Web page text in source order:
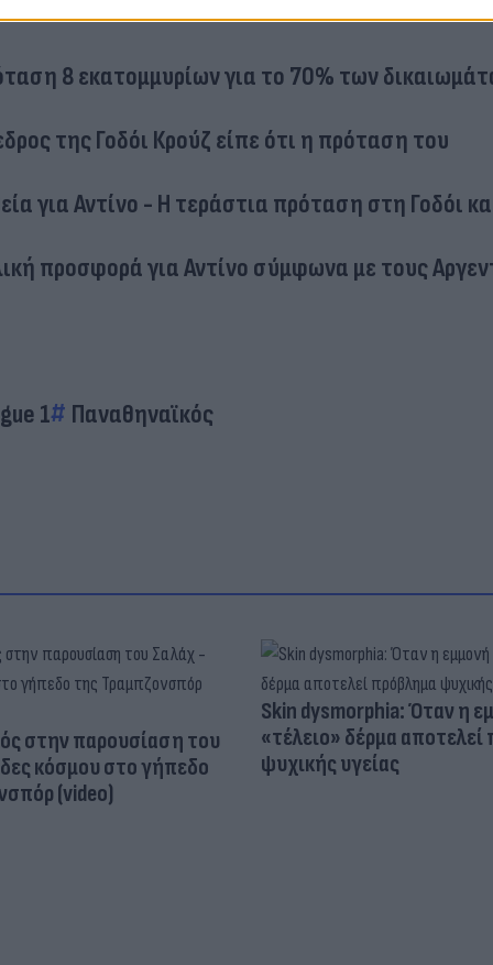
8 εκατομμυρίων για το 70% των
της Γοδόι Κρούζ είπε ότι η πρόταση του
για Αντίνο - Η τεράστια πρόταση στη Γοδόι
προσφορά για Αντίνο σύμφωνα με τους
1 Παναθηναϊκός
στην παρουσίαση του
κόσμου στο γήπεδο
(video)
Skin dysmorphia: Όταν η
«τέλειο» δέρμα
ψυχικής υγείας